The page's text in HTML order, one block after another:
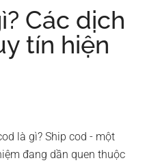
Deep
web
nguy
Các dịch
tín hiện
là gì? Ship cod - một
đang dần quen thuộc